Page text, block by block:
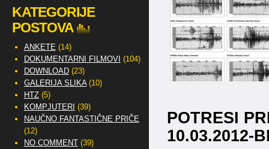
POTRESI
10.03.2012-
KATEGORIJE
POSTOVA
ANKETE (14)
DOKUMENTARNI FILMOVI (104)
DOWNLOAD(23)
GALERIJA SLIKA(10)
HTZ(5)
KOMPJUTERI (39)
NAUČNO FANTASTIČNE PRIČE
(12)
NO COMMENT(39)